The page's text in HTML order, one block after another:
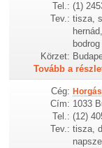
Tel.: (1)
Tev.: tisza,
Körzet:
Tovább a
Cég:
Cím: 1033
Tel.: (12)
Tev.: tisza,